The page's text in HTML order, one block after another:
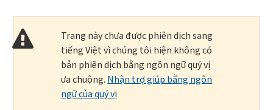
Trang này chưa được phiên dịch sang
tiếng Việt vì chúng tôi hiện không có
bản phiên dịch bằng ngôn ngữ quý vị
ưa chuộng. Nhận trợ giúp bằng ngôn
ngữ của quý vị